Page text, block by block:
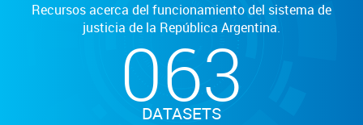
Recursos acerca del funcionamiento del sistema de
justicia de la República Argentina.
063
DATASETS